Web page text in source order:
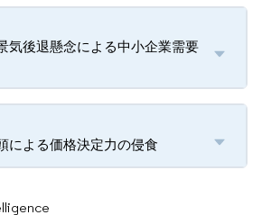
気後退懸念による中小企業需要
による価格決定力の侵食